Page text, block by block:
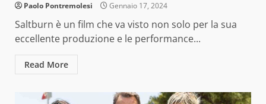
Paolo Pontremolesi Gennaio 17, 2024
Saltburn è un film che va visto non solo per la sua
eccellente produzione e le performance...
Read More